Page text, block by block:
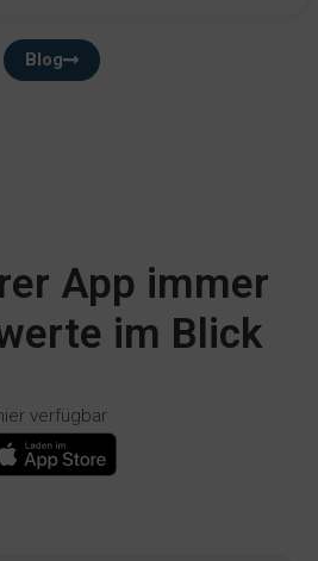
Blog
App immer
im Blick
verfügbar